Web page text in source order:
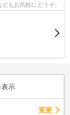
査定などもお気軽にどうぞ。
示
変更